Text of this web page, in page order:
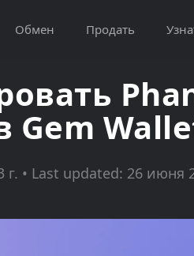
Обмен Продать
Gem
г. • Last updated: 26 июня